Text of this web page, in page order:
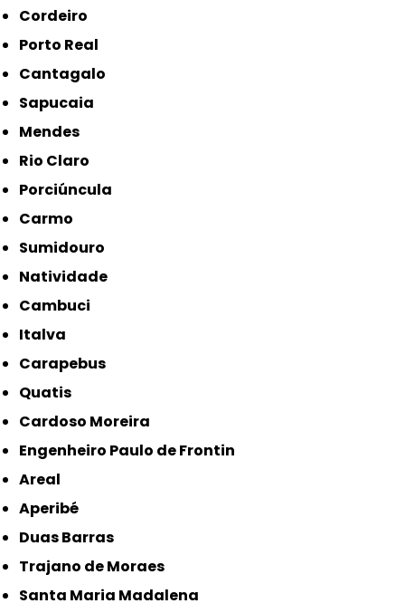
Cordeiro
Porto Real
Cantagalo
Sapucaia
Mendes
Rio Claro
Porciúncula
Carmo
Sumidouro
Natividade
Cambuci
Italva
Carapebus
Quatis
Cardoso Moreira
Engenheiro Paulo de Frontin
Areal
Aperibé
Duas Barras
Trajano de Moraes
Santa Maria Madalena